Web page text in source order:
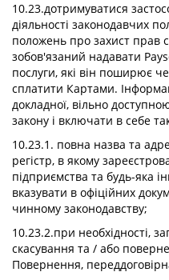
10.23.дотримуватися
діяльності законодавчих
положень про захист прав
зобов'язаний надавати
послуги, які він поширює
сплатити Картами.
докладної, вільно
закону і включати в себе
10.23.1. повна назва та
регістр, в якому
підприємства та будь-яка
вказувати в офіційних
чинному законодавству;
10.23.2.при необхідності,
скасування та / або
Повернення,